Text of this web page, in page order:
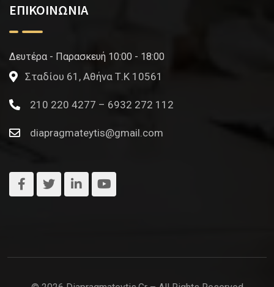
ΕΠΙΚΟΙΝΩΝΙΑ
Δευτέρα - Παρασκευή 10:00 - 18:00
Σταδίου 61, Αθήνα Τ.Κ 10561
210 220 4277 – 6932 272 112
diapragmateytis@gmail.com